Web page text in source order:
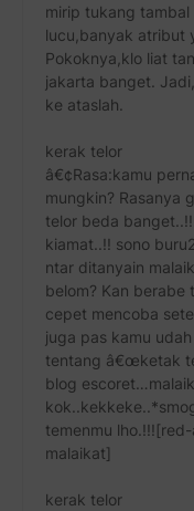
mirip tukang
lucu,banyak atribut
Pokoknya,klo liat
jakarta banget.
ke ataslah.
kerak telor
â€¢Rasa:kamu
mungkin? Rasanya
telor beda
kiamat..!! sono
ntar ditanyain
belom? Kan berabe
cepet mencoba
juga pas kamu
tentang â€œketak
blog
temenmu
malaikat]
kerak telor